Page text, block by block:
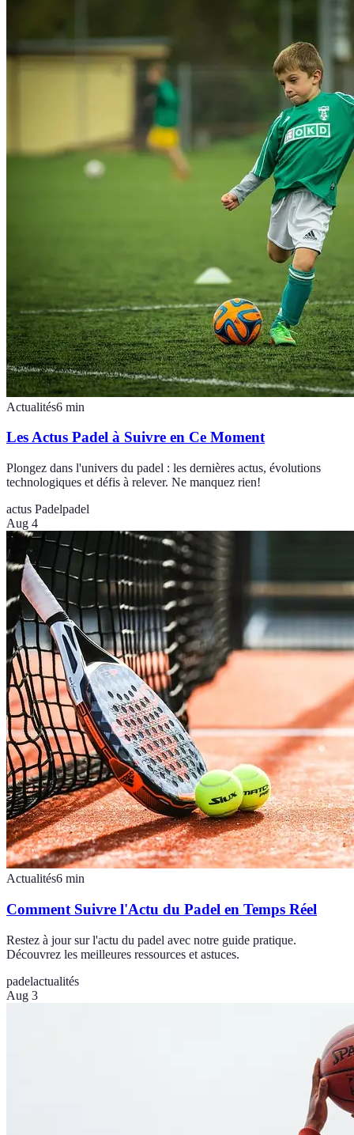
Actualités6 min
Les Actus Padel à Suivre en Ce Moment
Plongez dans l'univers du padel : les dernières actus, évolutions
technologiques et défis à relever. Ne manquez rien!
actus Padelpadel
Aug 4
Actualités6 min
Comment Suivre l'Actu du Padel en Temps Réel
Restez à jour sur l'actu du padel avec notre guide pratique.
Découvrez les meilleures ressources et astuces.
padelactualités
Aug 3